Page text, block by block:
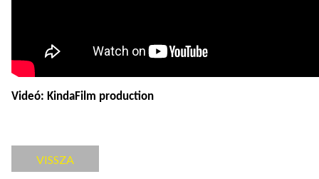
Videó: KindaFilm production
VISSZA